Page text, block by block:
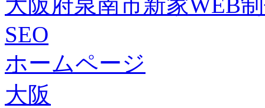
SEO
ホームページ
大阪